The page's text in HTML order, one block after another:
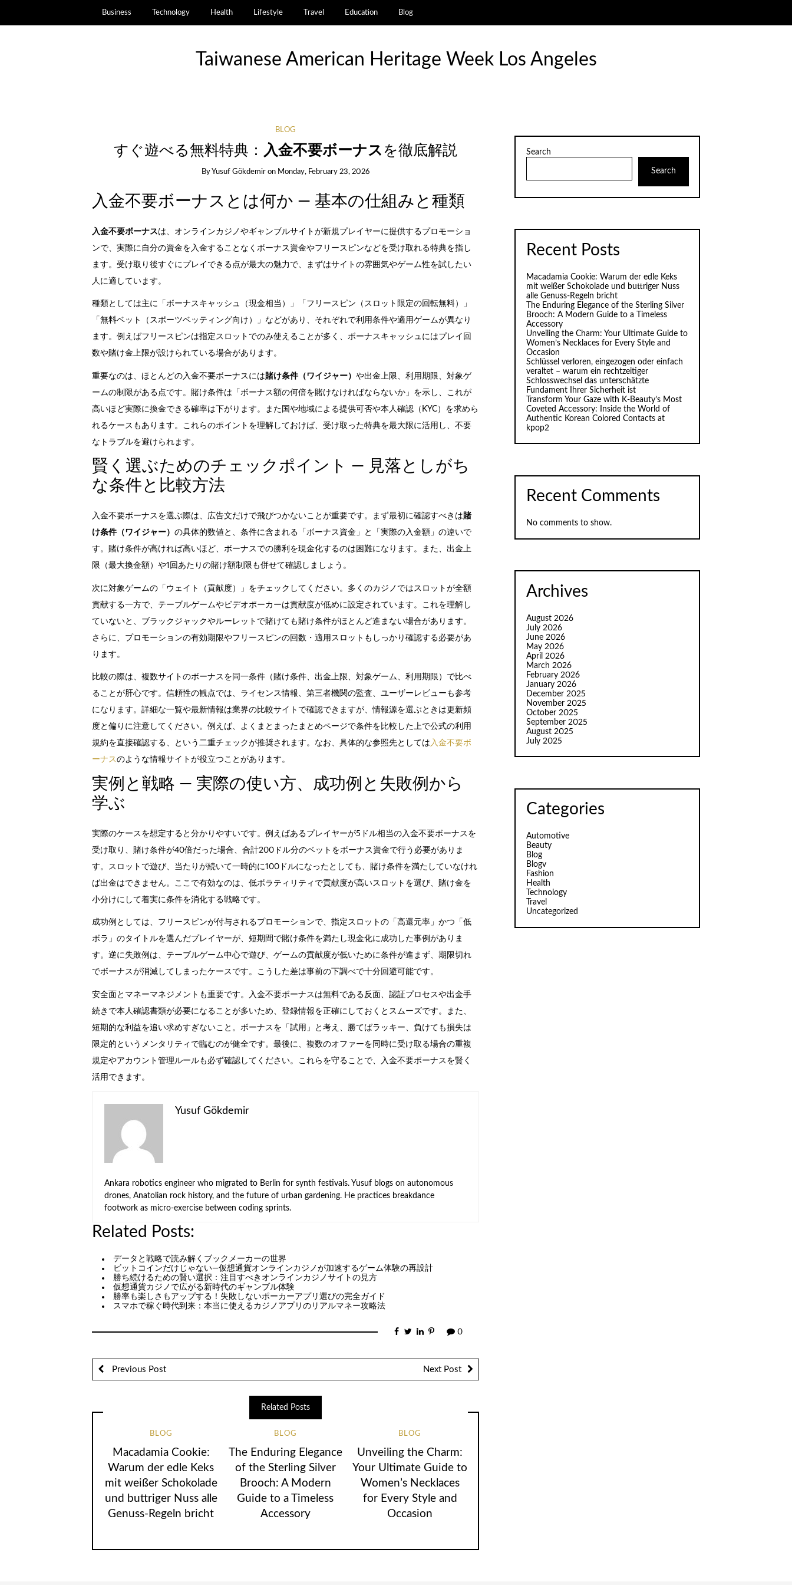
Business Technology Health Lifestyle Travel Education Blog
Taiwanese American Heritage Week Los Angeles
BLOG
すぐ遊べる無料特典： 入金不要ボーナス を徹底解説
ByYusuf Gökdemir on Monday, February 23, 2026
入金不要ボーナスとは何か — 基本の仕組みと種類
入金不要ボーナスは、オンラインカジノやギャンブルサイトが新規プレイヤーに提供するプロモーショ
ンで、実際に自分の資金を入金することなくボーナス資金やフリースピンなどを受け取れる特典を指し
ます。受け取り後すぐにプレイできる点が最大の魅力で、まずはサイトの雰囲気やゲーム性を試したい
人に適しています。
種類としては主に「ボーナスキャッシュ（現金相当）」「フリースピン（スロット限定の回転無料）」
「無料ベット（スポーツベッティング向け）」などがあり、それぞれで利用条件や適用ゲームが異なり
ます。例えばフリースピンは指定スロットでのみ使えることが多く、ボーナスキャッシュにはプレイ回
数や賭け金上限が設けられている場合があります。
重要なのは、ほとんどの入金不要ボーナスには賭け条件（ワイジャー） や出金上限、利用期限、対象ゲ
ームの制限がある点です。賭け条件は「ボーナス額の何倍を賭けなければならないか」を示し、これが
高いほど実際に換金できる確率は下がります。また国や地域による提供可否や本人確認（KYC）を求めら
れるケースもあります。これらのポイントを理解しておけば、受け取った特典を最大限に活用し、不要
なトラブルを避けられます。
賢く選ぶためのチェックポイント — 見落としがち
な条件と比較方法
入金不要ボーナスを選ぶ際は、広告文だけで飛びつかないことが重要です。まず最初に確認すべきは賭
け条件（ワイジャー） の具体的数値と、条件に含まれる「ボーナス資金」と「実際の入金額」の違いで
す。賭け条件が高ければ高いほど、ボーナスでの勝利を現金化するのは困難になります。また、出金上
限（最大換金額）や1回あたりの賭け額制限も併せて確認しましょう。
次に対象ゲームの「ウェイト（貢献度）」をチェックしてください。多くのカジノではスロットが全額
貢献する一方で、テーブルゲームやビデオポーカーは貢献度が低めに設定されています。これを理解し
ていないと、ブラックジャックやルーレットで賭けても賭け条件がほとんど進まない場合があります。
さらに、プロモーションの有効期限やフリースピンの回数・適用スロットもしっかり確認する必要があ
ります。
比較の際は、複数サイトのボーナスを同一条件（賭け条件、出金上限、対象ゲーム、利用期限）で比べ
ることが肝心です。信頼性の観点では、ライセンス情報、第三者機関の監査、ユーザーレビューも参考
になります。詳細な一覧や最新情報は業界の比較サイトで確認できますが、情報源を選ぶときは更新頻
度と偏りに注意してください。例えば、よくまとまったまとめページで条件を比較した上で公式の利用
規約を直接確認する、という二重チェックが推奨されます。なお、具体的な参照先としては 入金不要ボ
ーナスのような情報サイトが役立つことがあります。
実例と戦略 — 実際の使い方、成功例と失敗例から
学ぶ
実際のケースを想定すると分かりやすいです。例えばあるプレイヤーが5ドル相当の入金不要ボーナスを
受け取り、賭け条件が40倍だった場合、合計200ドル分のベットをボーナス資金で行う必要がありま
す。スロットで遊び、当たりが続いて一時的に100ドルになったとしても、賭け条件を満たしていなけれ
ば出金はできません。ここで有効なのは、低ボラティリティで貢献度が高いスロットを選び、賭け金を
小分けにして着実に条件を消化する戦略です。
成功例としては、フリースピンが付与されるプロモーションで、指定スロットの「高還元率」かつ「低
ボラ」のタイトルを選んだプレイヤーが、短期間で賭け条件を満たし現金化に成功した事例がありま
す。逆に失敗例は、テーブルゲーム中心で遊び、ゲームの貢献度が低いために条件が進まず、期限切れ
でボーナスが消滅してしまったケースです。こうした差は事前の下調べで十分回避可能です。
安全面とマネーマネジメントも重要です。入金不要ボーナスは無料である反面、認証プロセスや出金手
続きで本人確認書類が必要になることが多いため、登録情報を正確にしておくとスムーズです。また、
短期的な利益を追い求めすぎないこと。ボーナスを「試用」と考え、勝てばラッキー、負けても損失は
限定的というメンタリティで臨むのが健全です。最後に、複数のオファーを同時に受け取る場合の重複
規定やアカウント管理ルールも必ず確認してください。これらを守ることで、入金不要ボーナスを賢く
活用できます。
Yusuf Gökdemir
Ankara robotics engineer who migrated to Berlin for synth festivals. Yusuf blogs on autonomous
drones, Anatolian rock history, and the future of urban gardening. He practices breakdance
footwork as micro-exercise between coding sprints.
Related Posts:
データと戦略で読み解くブックメーカーの世界
ビットコインだけじゃない—仮想通貨オンラインカジノが加速するゲーム体験の再設計
勝ち続けるための賢い選択：注目すべきオンラインカジノサイトの見方
仮想通貨カジノで広がる新時代のギャンブル体験
勝率も楽しさもアップする！失敗しないポーカーアプリ選びの完全ガイド
スマホで稼ぐ時代到来：本当に使えるカジノアプリのリアルマネー攻略法
0
Previous Post Next Post
Related Posts
BLOG
Macadamia Cookie:
Warum der edle Keks
mit weißer Schokolade
und buttriger Nuss alle
Genuss-Regeln bricht
BLOG
The Enduring Elegance
of the Sterling Silver
Brooch: A Modern
Guide to a Timeless
Accessory
BLOG
Unveiling the Charm:
Your Ultimate Guide to
Women’s Necklaces
for Every Style and
Occasion
Search
Search
Recent Posts
Macadamia Cookie: Warum der edle Keks
mit weißer Schokolade und buttriger Nuss
alle Genuss-Regeln bricht
The Enduring Elegance of the Sterling Silver
Brooch: A Modern Guide to a Timeless
Accessory
Unveiling the Charm: Your Ultimate Guide to
Women’s Necklaces for Every Style and
Occasion
Schlüssel verloren, eingezogen oder einfach
veraltet – warum ein rechtzeitiger
Schlosswechsel das unterschätzte
Fundament Ihrer Sicherheit ist
Transform Your Gaze with K‑Beauty’s Most
Coveted Accessory: Inside the World of
Authentic Korean Colored Contacts at
kpop2
Recent Comments
No comments to show.
Archives
August 2026
July 2026
June 2026
May 2026
April 2026
March 2026
February 2026
January 2026
December 2025
November 2025
October 2025
September 2025
August 2025
July 2025
Categories
Automotive
Beauty
Blog
Blogv
Fashion
Health
Technology
Travel
Uncategorized